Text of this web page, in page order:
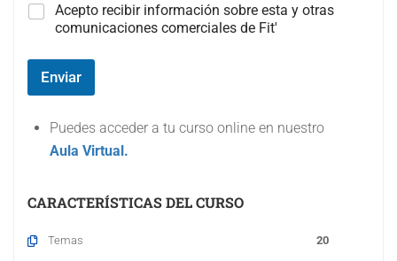
C
p
#
i
a
Acepto recibir información sobre esta y otras
comunicaciones comerciales de Fit'
Enviar
Puedes acceder a tu curso online en nuestro
Aula Virtual.
CARACTERÍSTICAS DEL CURSO
Temas 20